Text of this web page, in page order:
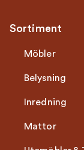
Sortiment
Möbler
Belysning
Inredning
Mattor